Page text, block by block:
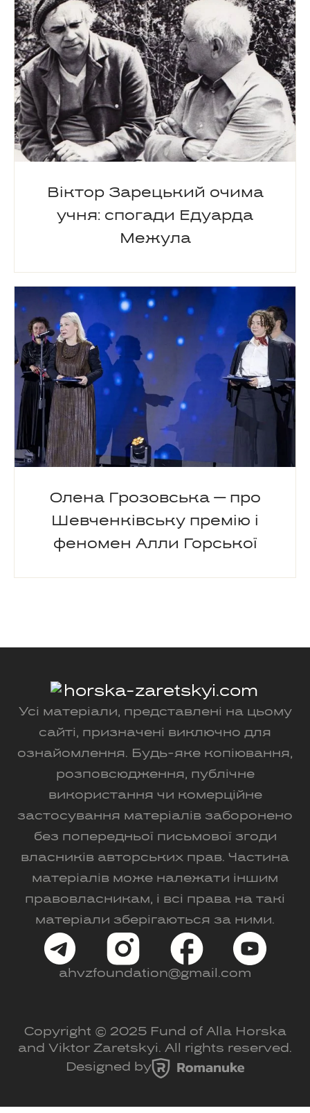
Віктор Зарецький очима
учня: спогади Едуарда
Межула
Олена Грозовська — про
Шевченківську премію і
феномен Алли Горської
Усі матеріали, представлені на цьому
сайті, призначені виключно для
ознайомлення. Будь-яке копіювання,
розповсюдження, публічне
використання чи комерційне
застосування матеріалів заборонено
без попередньої письмової згоди
власників авторських прав. Частина
матеріалів може належати іншим
правовласникам, і всі права на такі
матеріали зберігаються за ними.
ahvzfoundation@gmail.com
Copyright © 2025 Fund of Alla Horska
and Viktor Zaretskyi. All rights reserved.
Designed by